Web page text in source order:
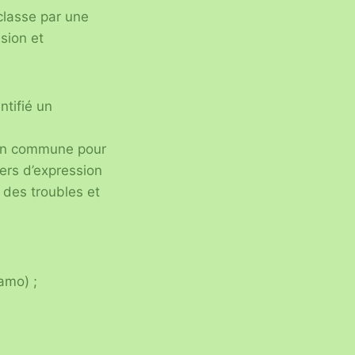
par une
et
un
commune pour
d’expression
troubles et
;